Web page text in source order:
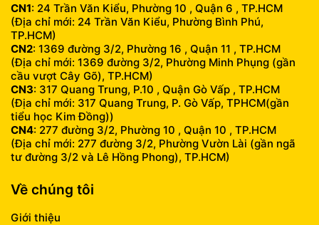
CN1: 24 Trần Văn Kiểu, Phường 10 , Quận 6 , TP.HCM
(Địa chỉ mới: 24 Trần Văn Kiểu, Phường Bình Phú,
TP.HCM)
CN2: 1369 đường 3/2, Phường 16 , Quận 11 , TP.HCM
(Địa chỉ mới: 1369 đường 3/2, Phường Minh Phụng (gần
cầu vượt Cây Gõ), TP.HCM)
CN3: 317 Quang Trung, P.10 , Quận Gò Vấp , TP.HCM
(Địa chỉ mới: 317 Quang Trung, P. Gò Vấp, TPHCM(gần
tiểu học Kim Đồng))
CN4: 277 đường 3/2, Phường 10 , Quận 10 , TP.HCM
(Địa chỉ mới: 277 đường 3/2, Phường Vườn Lài (gần ngã
tư đường 3/2 và Lê Hồng Phong), TP.HCM)
Về chúng tôi
Giới thiệu